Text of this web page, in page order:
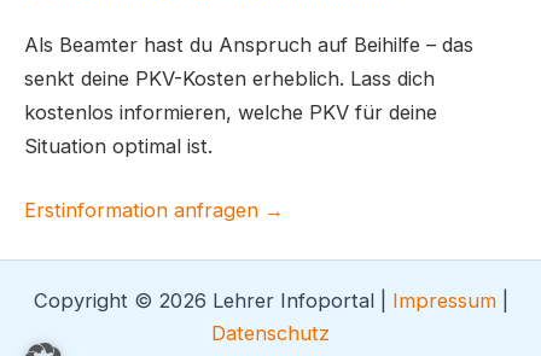
Als Beamter hast du Anspruch auf Beihilfe – das
senkt deine PKV-Kosten erheblich. Lass dich
kostenlos informieren, welche PKV für deine
Situation optimal ist.
Erstinformation anfragen →
Copyright © 2026 Lehrer Infoportal | Impressum|
Datenschutz